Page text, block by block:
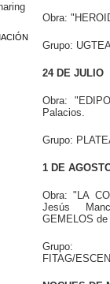
Obra:
Grupo:
24 DE JULIO
Obra:
Palacios.
Grupo:
1 DE
Obra: "LA
Jesús
GEMELOS
Grupo:
FITAG/